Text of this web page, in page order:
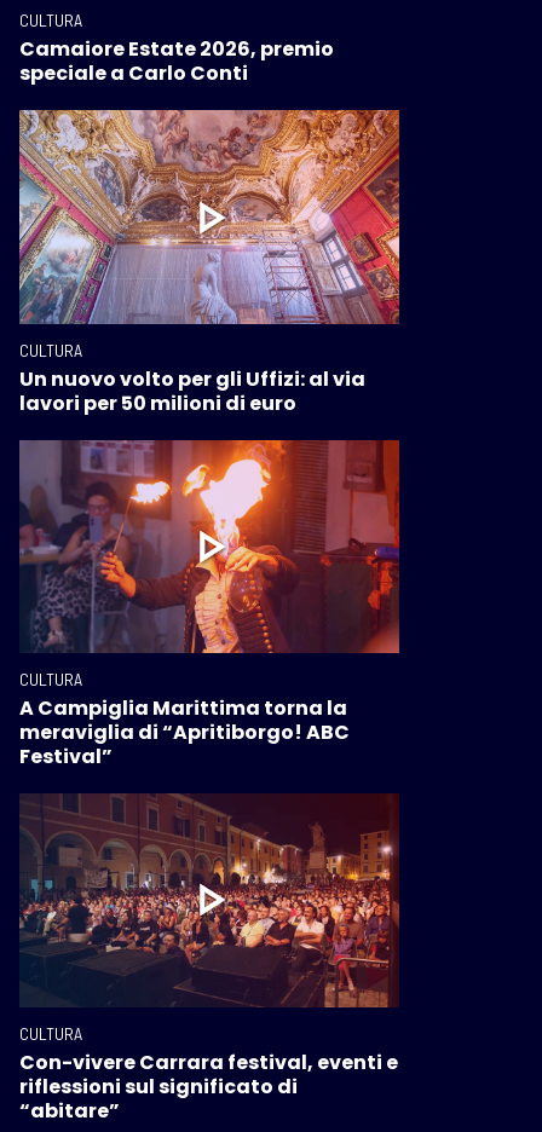
CULTURA
Camaiore Estate 2026, premio
speciale a Carlo Conti
CULTURA
Un nuovo volto per gli Uffizi: al via
lavori per 50 milioni di euro
CULTURA
A Campiglia Marittima torna la
meraviglia di “Apritiborgo! ABC
Festival”
CULTURA
Con-vivere Carrara festival, eventi e
riflessioni sul significato di
“abitare”